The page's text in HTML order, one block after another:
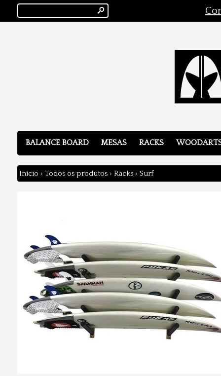
s
BALANCE BOARD MESAS RACKS
Início › Todos os produtos › Racks › Surf